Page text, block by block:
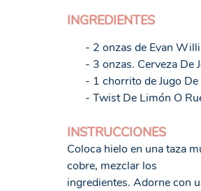
INGREDIENTES
- 2 onzas de Evan
- 3 onzas. Cerveza De
- 1 chorrito de Jugo
- Twist De Limón O
INSTRUCCIONES
Coloca hielo en una taza
cobre, mezclar los
ingredientes. Adorne con